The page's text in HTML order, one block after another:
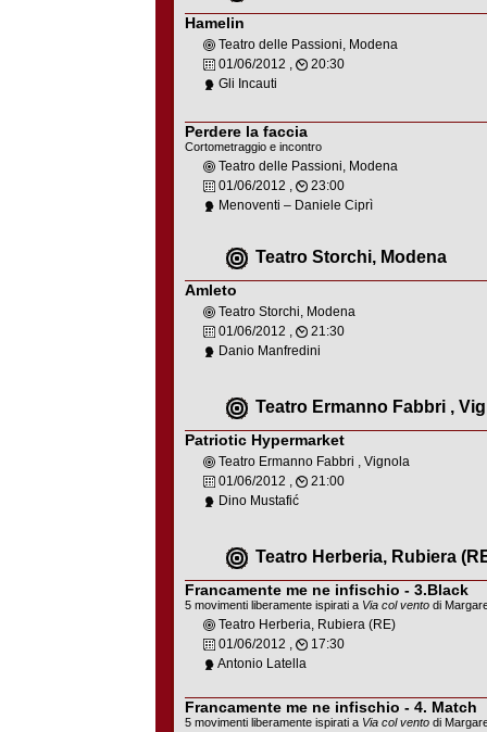
Hamelin
Teatro delle Passioni, Modena
01/06/2012 ,
20:30
Gli Incauti
Perdere la faccia
Cortometraggio e incontro
Teatro delle Passioni, Modena
01/06/2012 ,
23:00
Menoventi – Daniele Ciprì
Teatro Storchi, Modena
Amleto
Teatro Storchi, Modena
01/06/2012 ,
21:30
Danio Manfredini
Teatro Ermanno Fabbri ,
Patriotic Hypermarket
Teatro Ermanno Fabbri , Vignola
01/06/2012 ,
21:00
Dino Mustafić
Teatro Herberia, Rubiera
Francamente me ne infischio - 3.Black
5 movimenti liberamente ispirati a Via col vento di
Teatro Herberia, Rubiera (RE)
01/06/2012 ,
17:30
Antonio Latella
Francamente me ne infischio - 4. Match
5 movimenti liberamente ispirati a Via col vento di